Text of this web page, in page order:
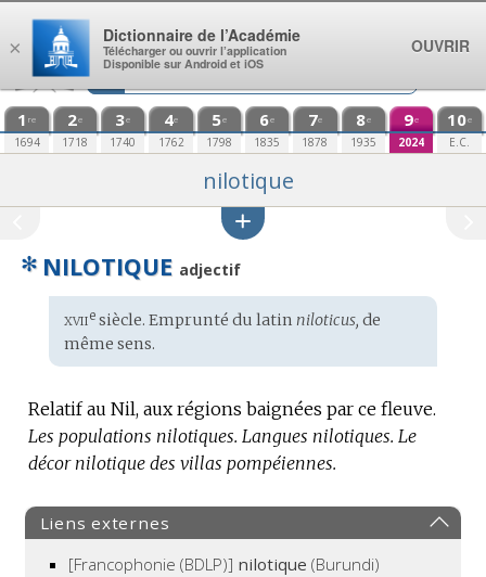
Aller au contenu
1 re
1694
2e
1718
3e
1740
4e
1762
5e
1798
6e
1835
7e
1878
8e
1935
9e
2024
10e
E.C.
nilotique
✻ NILOTIQUE adjectif
Étymologie
:
xviiesiècle. Emprunté du latin niloticus, de
même sens.
Relatif au Nil, aux régions baignées par ce fleuve.
Les populations nilotiques. Langues nilotiques. Le
décor nilotique des villas pompéiennes.
Liens externes
[Francophonie (BDLP)] nilotique (Burundi)
×
Dictionnaire de l’Académie
Télécharger ou ouvrir l’application
Disponible sur Android et iOS
OUVRIR